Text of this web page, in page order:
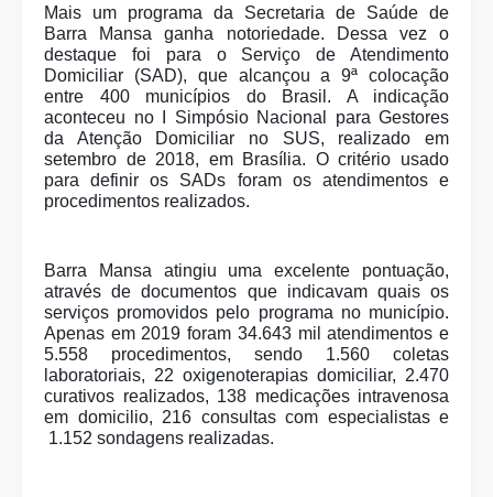
Mais um programa da Secretaria de Saúde de
Barra Mansa ganha notoriedade. Dessa vez o
destaque foi para o Serviço de Atendimento
Domiciliar (SAD), que alcançou a 9ª colocação
entre 400 municípios do Brasil. A indicação
aconteceu no I Simpósio Nacional para Gestores
da Atenção Domiciliar no SUS, realizado em
setembro de 2018, em Brasília. O critério usado
para definir os SADs foram os atendimentos e
procedimentos realizados.
Barra Mansa atingiu uma excelente pontuação,
através de documentos que indicavam quais os
serviços promovidos pelo programa no município.
Apenas em 2019 foram 34.643 mil atendimentos e
5.558 procedimentos, sendo 1.560 coletas
laboratoriais, 22 oxigenoterapias domiciliar, 2.470
curativos realizados, 138 medicações intravenosa
em domicilio, 216 consultas com especialistas e
1.152 sondagens realizadas.